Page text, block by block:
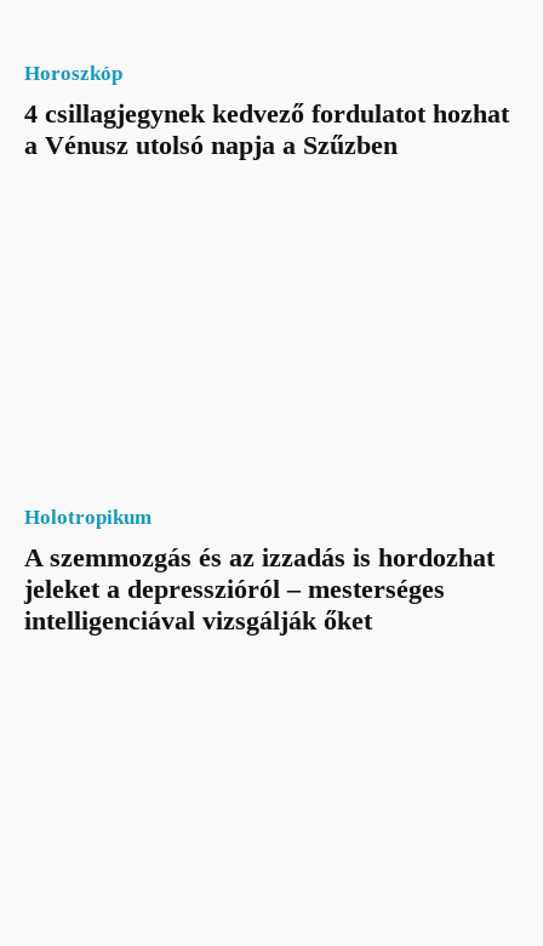
Horoszkóp
4 csillagjegynek kedvező fordulatot hozhat
a Vénusz utolsó napja a Szűzben
Holotropikum
A szemmozgás és az izzadás is hordozhat
jeleket a depresszióról – mesterséges
intelligenciával vizsgálják őket